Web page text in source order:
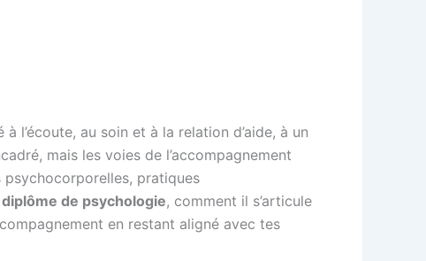
l’écoute, au soin et à la relation d’aide, à un
mais les voies de l’accompagnement
pratiques
de psychologie, comment il s’articule
en restant aligné avec tes